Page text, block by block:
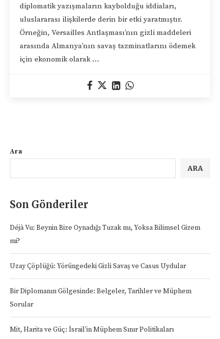
diplomatik yazışmaların kaybolduğu iddiaları,
uluslararası ilişkilerde derin bir etki yaratmıştır.
Örneğin, Versailles Antlaşması’nın gizli maddeleri
arasında Almanya’nın savaş tazminatlarını ödemek
için ekonomik olarak …
Ara
ARA
Son Gönderiler
Déjà Vu: Beynin Bize Oynadığı Tuzak mı, Yoksa Bilimsel Gizem
mi?
Uzay Çöplüğü: Yörüngedeki Gizli Savaş ve Casus Uydular
Bir Diplomanın Gölgesinde: Belgeler, Tarihler ve Müphem
Sorular
Mit, Harita ve Güç: İsrail’in Müphem Sınır Politikaları